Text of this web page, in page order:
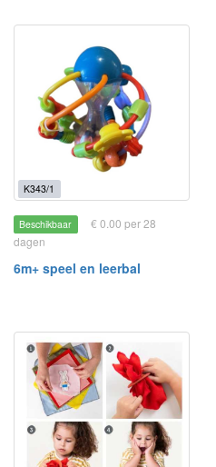
K343/1
Beschikbaar
€ 0.00 per 28
dagen
6m+ speel en leerbal